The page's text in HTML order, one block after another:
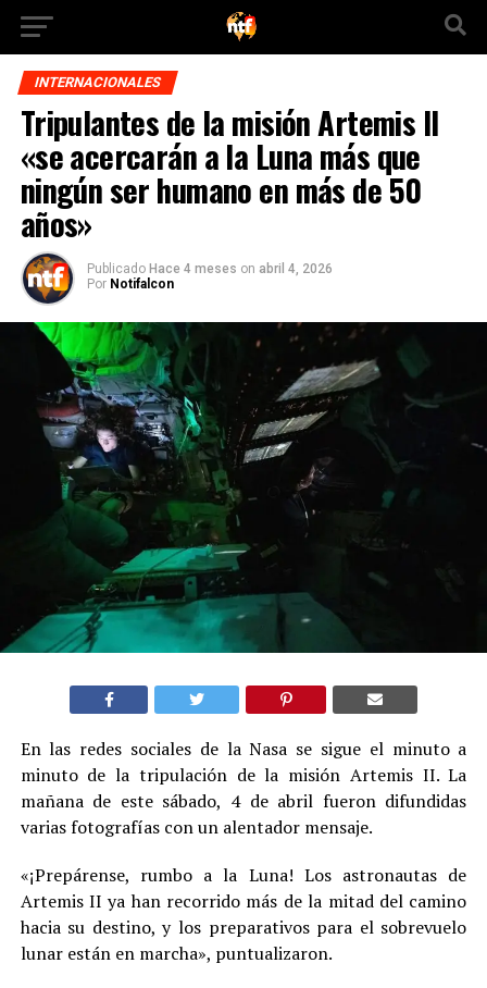
INTERNACIONALES
Tripulantes de la misión Artemis II
«se acercarán a la Luna más que
ningún ser humano en más de 50
años»
Publicado Hace 4 meses on abril 4, 2026
Por Notifalcon
En las redes sociales de la Nasa se sigue el minuto a
minuto de la tripulación de la misión Artemis II. La
mañana de este sábado, 4 de abril fueron difundidas
varias fotografías con un alentador mensaje.
«¡Prepárense, rumbo a la Luna! Los astronautas de
Artemis II ya han recorrido más de la mitad del camino
hacia su destino, y los preparativos para el sobrevuelo
lunar están en marcha», puntualizaron.